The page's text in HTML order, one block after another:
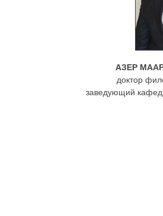
АЗЕР
доктор
заведующий